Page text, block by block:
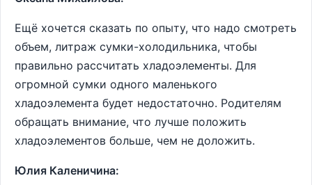
Ещё хочется сказать по опыту, что надо смотреть
объем, литраж сумки-холодильника, чтобы
правильно рассчитать хладоэлементы. Для
огромной сумки одного маленького
хладоэлемента будет недостаточно. Родителям
обращать внимание, что лучше положить
хладоэлементов больше, чем не доложить.
Юлия Каленичина: